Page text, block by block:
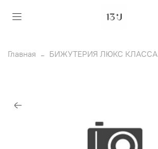
Главная БИЖУТЕРИЯ ЛЮКС КЛАССА